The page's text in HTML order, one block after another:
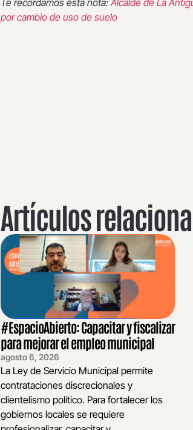
por cambio de uso de suelo
Artículos
#EspacioAbierto: Capacitar y fiscalizar
para mejorar el empleo municipal
agosto 6, 2026
La Ley de Servicio Municipal permite
contrataciones discrecionales y
clientelismo político. Para fortalecer los
gobiernos locales se requiere